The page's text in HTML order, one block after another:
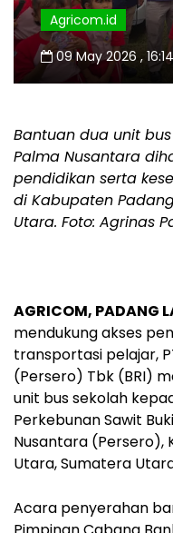
Agricom.id
09 May 2026 ,
Bantuan dua unit
Palma Nusantara
pendidikan serta
di Kabupaten
Utara. Foto: Agrinas
AGRICOM, PADANG
mendukung akses
transportasi pelajar,
(Persero) Tbk (BRI)
unit bus sekolah
Perkebunan Sawit
Nusantara (Persero),
Utara, Sumatera
Acara penyerahan